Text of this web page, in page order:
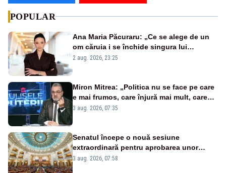
POPULAR
Ana Maria Păcuraru: „Ce se alege de un
om căruia i se închide singura lui
portiță?”
2 aug. 2026, 23:25
Miron Mitrea: „Politica nu se face pe care
e mai frumos, care înjură mai mult, care
țipă mai tare, ci pe proiecte”
3 aug. 2026, 07:35
Senatul începe o nouă sesiune
extraordinară pentru aprobarea unor
jaloane din PNRR
3 aug. 2026, 07:58